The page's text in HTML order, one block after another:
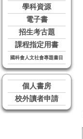
學科資源
電子書
招生考古題
課程指定用書
國科會人文社會專題書目
個人書房
校外讀者申請